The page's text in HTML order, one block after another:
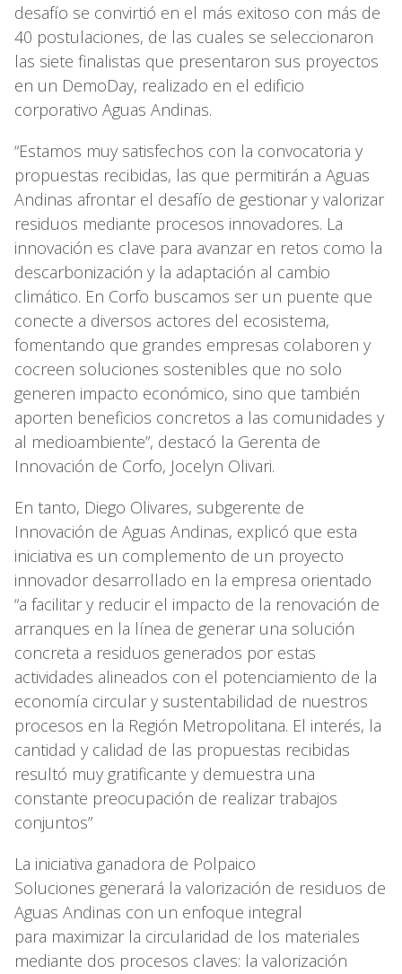
desafío se convirtió en el más exitoso con más de
40 postulaciones, de las cuales se seleccionaron
las siete finalistas que presentaron sus proyectos
en un DemoDay, realizado en el edificio
corporativo Aguas Andinas.
“Estamos muy satisfechos con la convocatoria y
propuestas recibidas, las que permitirán a Aguas
Andinas afrontar el desafío de gestionar y valorizar
residuos mediante procesos innovadores. La
innovación es clave para avanzar en retos como la
descarbonización y la adaptación al cambio
climático. En Corfo buscamos ser un puente que
conecte a diversos actores del ecosistema,
fomentando que grandes empresas colaboren y
cocreen soluciones sostenibles que no solo
generen impacto económico, sino que también
aporten beneficios concretos a las comunidades y
al medioambiente”, destacó la Gerenta de
Innovación de Corfo, Jocelyn Olivari.
En tanto, Diego Olivares, subgerente de
Innovación de Aguas Andinas, explicó que esta
iniciativa es un complemento de un proyecto
innovador desarrollado en la empresa orientado
“a facilitar y reducir el impacto de la renovación de
arranques en la línea de generar una solución
concreta a residuos generados por estas
actividades alineados con el potenciamiento de la
economía circular y sustentabilidad de nuestros
procesos en la Región Metropolitana. El interés, la
cantidad y calidad de las propuestas recibidas
resultó muy gratificante y demuestra una
constante preocupación de realizar trabajos
conjuntos”
La iniciativa ganadora de Polpaico
Soluciones generará la valorización de residuos de
Aguas Andinas con un enfoque integral
para maximizar la circularidad de los materiales
mediante dos procesos claves: la valorización